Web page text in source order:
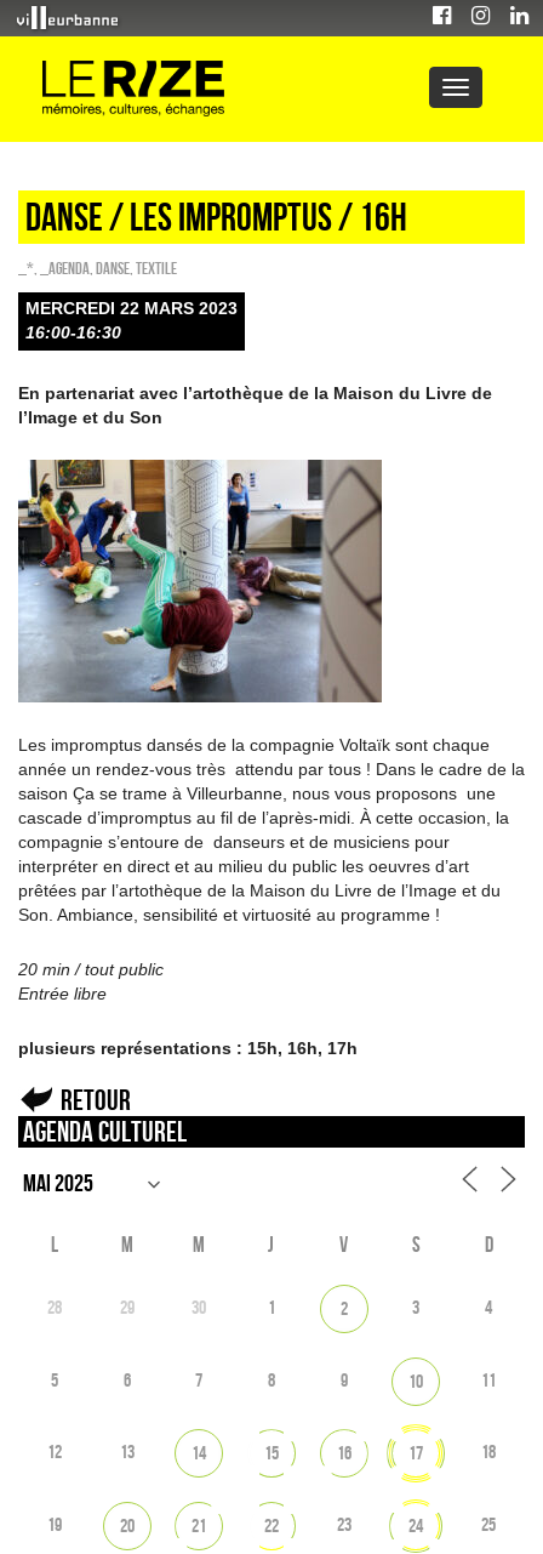
danse / LES IMPROMPTUS / 16h
_* _Agenda Danse Textile
MERCREDI 22 MARS 2023
16:00-16:30
En partenariat avec l’artothèque de la Maison du Livre de
l’Image et du Son
Les impromptus dansés de la compagnie Voltaïk sont chaque
année un rendez-vous très attendu par tous ! Dans le cadre de la
saison Ça se trame à Villeurbanne, nous vous proposons une
cascade d’impromptus au fil de l’après-midi. À cette occasion, la
compagnie s’entoure de danseurs et de musiciens pour
interpréter en direct et au milieu du public les oeuvres d’art
prêtées par l’artothèque de la Maison du Livre de l’Image et du
Son. Ambiance, sensibilité et virtuosité au programme !
20 min / tout public
Entrée libre
plusieurs représentations : 15h, 16h, 17h
Retour
Agenda culturel
L M M J V S D
28 29 30 1 2 3 4
5 6 7 8 9 10 11
12 13 14 15 16 17 18
19 20 21 22 23 24 25